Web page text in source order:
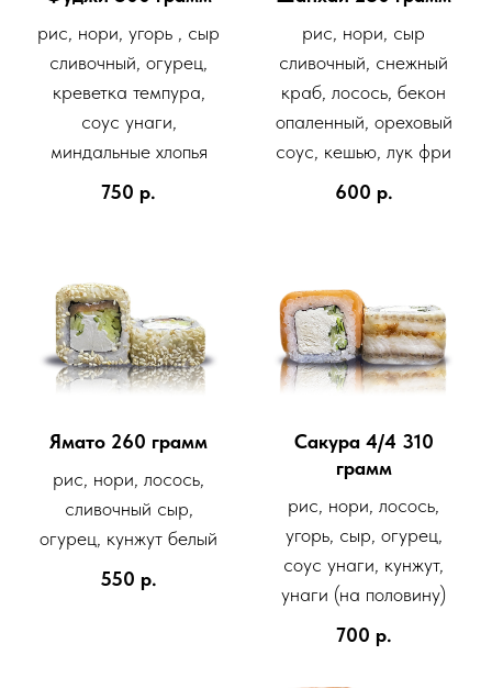
рис, нори, угорь , сыр
сливочный, огурец,
креветка темпура,
соус унаги,
миндальные хлопья
750 р.
рис, нори, сыр
сливочный, снежный
краб, лосось, бекон
опаленный, ореховый
соус, кешью, лук фри
600 р.
Ямато 260 грамм
рис, нори, лосось,
сливочный сыр,
огурец, кунжут белый
550 р.
Сакура 4/4 310
грамм
рис, нори, лосось,
угорь, сыр, огурец,
соус унаги, кунжут,
унаги (на половину)
700 р.